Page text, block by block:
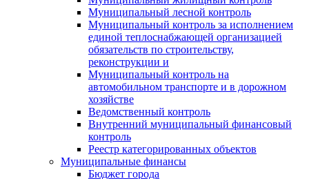
Муниципальный лесной контроль
Муниципальный контроль за исполнением
единой теплоснабжающей организацией
обязательств по строительству,
реконструкции и
Муниципальный контроль на
автомобильном транспорте и в дорожном
хозяйстве
Ведомственный контроль
Внутренний муниципальный финансовый
контроль
Реестр категорированных объектов
Муниципальные финансы
Бюджет города